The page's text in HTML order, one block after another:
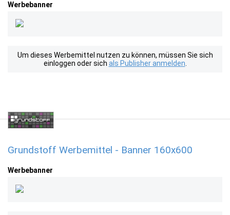
Werbebanner
Um dieses Werbemittel nutzen zu können, müssen Sie sich
einloggen oder sich als Publisher anmelden
Grundstoff Werbemittel - Banner 160x600
Werbebanner